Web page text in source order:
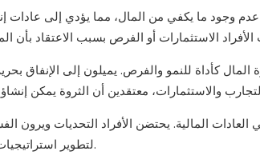
لتطوير استراتيجيات مالية أفضل.